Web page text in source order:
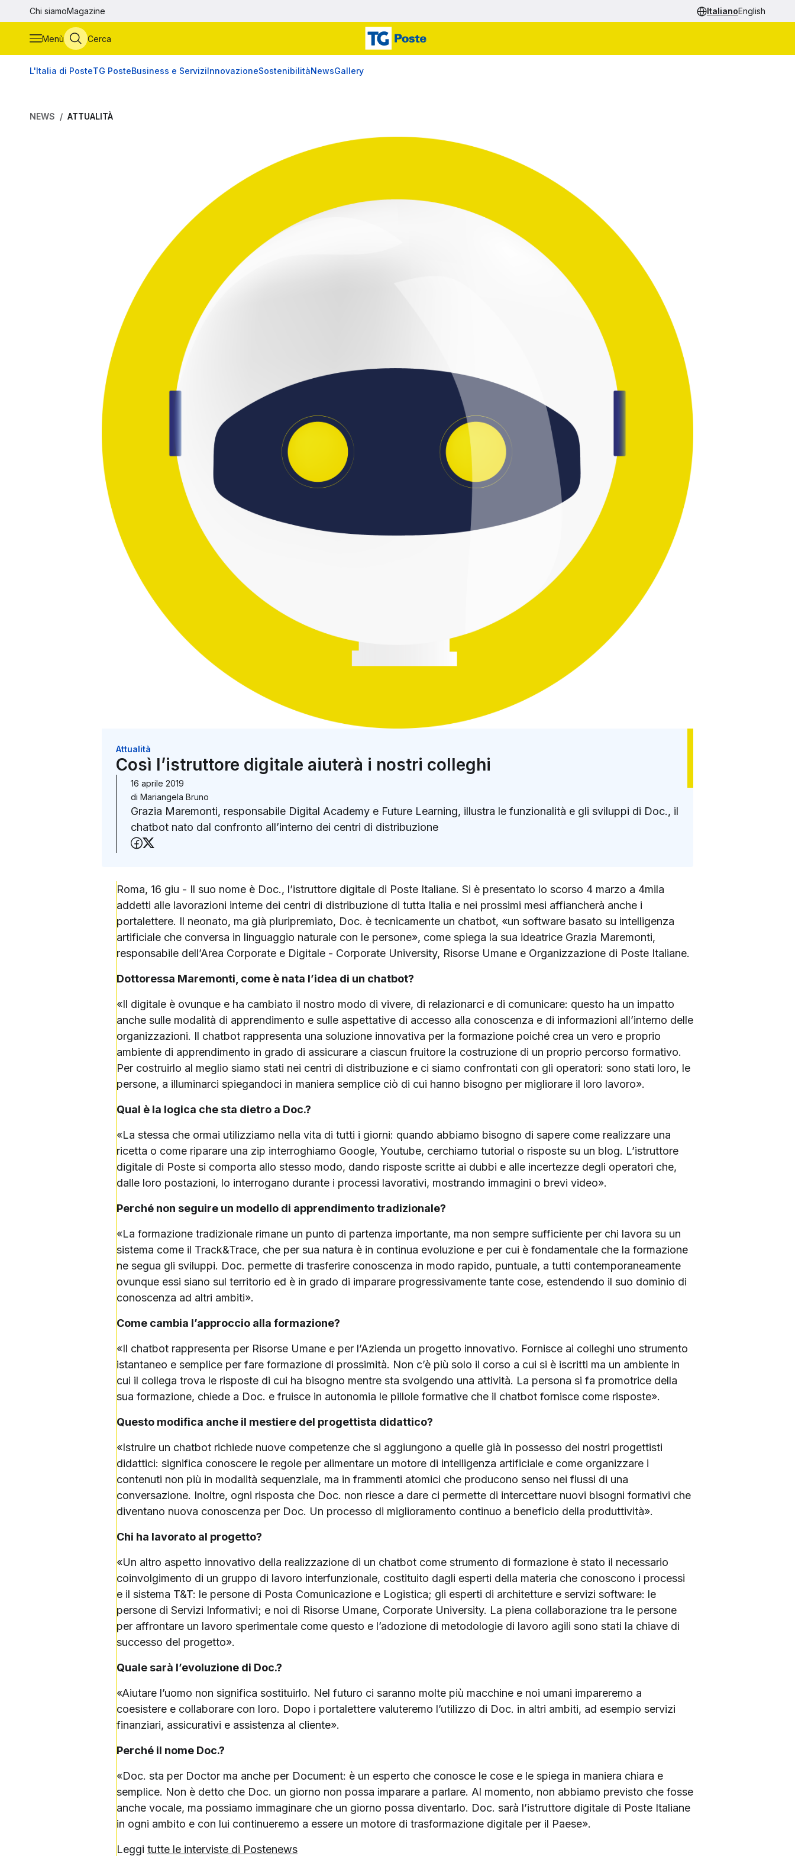
Vai al contenuto principale
Chi siamoMagazine ItalianoEnglish
Menù Cerca
L'Italia di PosteTG PosteBusiness e ServiziInnovazioneSostenibilitàNewsGallery
NEWS ATTUALITÀ
Attualità
Così l’istruttore digitale aiuterà i nostri colleghi
16 aprile 2019
di Mariangela Bruno
Grazia Maremonti, responsabile Digital Academy e Future Learning, illustra le funzionalità e gli sviluppi di Doc., il
chatbot nato dal confronto all’interno dei centri di distribuzione
Condividi su Facebook
Roma, 16 giu - Il suo nome è Doc., l’istruttore digitale di Poste Italiane. Si è presentato lo scorso 4 marzo a 4mila
addetti alle lavorazioni interne dei centri di distribuzione di tutta Italia e nei prossimi mesi affiancherà anche i
portalettere. Il neonato, ma già pluripremiato, Doc. è tecnicamente un chatbot, «un software basato su intelligenza
artificiale che conversa in linguaggio naturale con le persone», come spiega la sua ideatrice Grazia Maremonti,
responsabile dell’Area Corporate e Digitale - Corporate University, Risorse Umane e Organizzazione di Poste Italiane.
Dottoressa Maremonti, come è nata l’idea di un chatbot?
«Il digitale è ovunque e ha cambiato il nostro modo di vivere, di relazionarci e di comunicare: questo ha un impatto
anche sulle modalità di apprendimento e sulle aspettative di accesso alla conoscenza e di informazioni all’interno delle
organizzazioni. Il chatbot rappresenta una soluzione innovativa per la formazione poiché crea un vero e proprio
ambiente di apprendimento in grado di assicurare a ciascun fruitore la costruzione di un proprio percorso formativo.
Per costruirlo al meglio siamo stati nei centri di distribuzione e ci siamo confrontati con gli operatori: sono stati loro, le
persone, a illuminarci spiegandoci in maniera semplice ciò di cui hanno bisogno per migliorare il loro lavoro».
Qual è la logica che sta dietro a Doc.?
«La stessa che ormai utilizziamo nella vita di tutti i giorni: quando abbiamo bisogno di sapere come realizzare una
ricetta o come riparare una zip interroghiamo Google, Youtube, cerchiamo tutorial o risposte su un blog. L’istruttore
digitale di Poste si comporta allo stesso modo, dando risposte scritte ai dubbi e alle incertezze degli operatori che,
dalle loro postazioni, lo interrogano durante i processi lavorativi, mostrando immagini o brevi video».
Perché non seguire un modello di apprendimento tradizionale?
«La formazione tradizionale rimane un punto di partenza importante, ma non sempre sufficiente per chi lavora su un
sistema come il Track&Trace, che per sua natura è in continua evoluzione e per cui è fondamentale che la formazione
ne segua gli sviluppi. Doc. permette di trasferire conoscenza in modo rapido, puntuale, a tutti contemporaneamente
ovunque essi siano sul territorio ed è in grado di imparare progressivamente tante cose, estendendo il suo dominio di
conoscenza ad altri ambiti».
Come cambia l’approccio alla formazione?
«Il chatbot rappresenta per Risorse Umane e per l’Azienda un progetto innovativo. Fornisce ai colleghi uno strumento
istantaneo e semplice per fare formazione di prossimità. Non c’è più solo il corso a cui si è iscritti ma un ambiente in
cui il collega trova le risposte di cui ha bisogno mentre sta svolgendo una attività. La persona si fa promotrice della
sua formazione, chiede a Doc. e fruisce in autonomia le pillole formative che il chatbot fornisce come risposte».
Questo modifica anche il mestiere del progettista didattico?
«Istruire un chatbot richiede nuove competenze che si aggiungono a quelle già in possesso dei nostri progettisti
didattici: significa conoscere le regole per alimentare un motore di intelligenza artificiale e come organizzare i
contenuti non più in modalità sequenziale, ma in frammenti atomici che producono senso nei flussi di una
conversazione. Inoltre, ogni risposta che Doc. non riesce a dare ci permette di intercettare nuovi bisogni formativi che
diventano nuova conoscenza per Doc. Un processo di miglioramento continuo a beneficio della produttività».
Chi ha lavorato al progetto?
«Un altro aspetto innovativo della realizzazione di un chatbot come strumento di formazione è stato il necessario
coinvolgimento di un gruppo di lavoro interfunzionale, costituito dagli esperti della materia che conoscono i processi
e il sistema T&T: le persone di Posta Comunicazione e Logistica; gli esperti di architetture e servizi software: le
persone di Servizi Informativi; e noi di Risorse Umane, Corporate University. La piena collaborazione tra le persone
per affrontare un lavoro sperimentale come questo e l’adozione di metodologie di lavoro agili sono stati la chiave di
successo del progetto».
Quale sarà l’evoluzione di Doc.?
«Aiutare l’uomo non significa sostituirlo. Nel futuro ci saranno molte più macchine e noi umani impareremo a
coesistere e collaborare con loro. Dopo i portalettere valuteremo l’utilizzo di Doc. in altri ambiti, ad esempio servizi
finanziari, assicurativi e assistenza al cliente».
Perché il nome Doc.?
«Doc. sta per Doctor ma anche per Document: è un esperto che conosce le cose e le spiega in maniera chiara e
semplice. Non è detto che Doc. un giorno non possa imparare a parlare. Al momento, non abbiamo previsto che fosse
anche vocale, ma possiamo immaginare che un giorno possa diventarlo. Doc. sarà l’istruttore digitale di Poste Italiane
in ogni ambito e con lui continueremo a essere un motore di trasformazione digitale per il Paese».
Leggi tutte le interviste di Postenews